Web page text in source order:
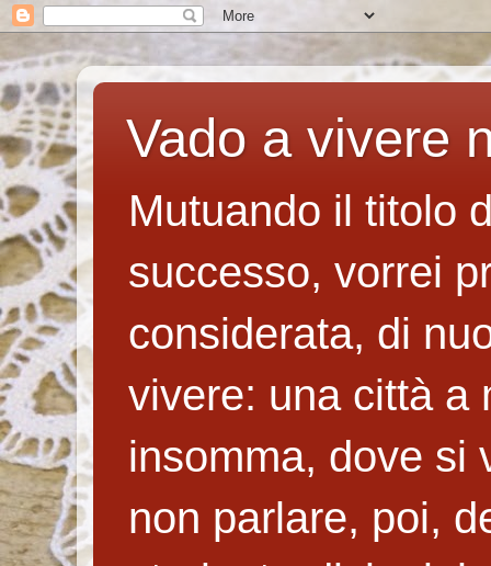
Vado a vivere
Mutuando il titolo
successo, vorrei
considerata, di
vivere: una città a
insomma, dove si
non parlare, poi,